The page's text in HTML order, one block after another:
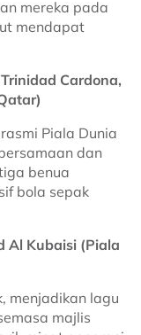
mereka pada
mendapat
Cardona,
Piala Dunia
dan
benua
bola sepak
Al Kubaisi (Piala
menjadikan lagu
majlis